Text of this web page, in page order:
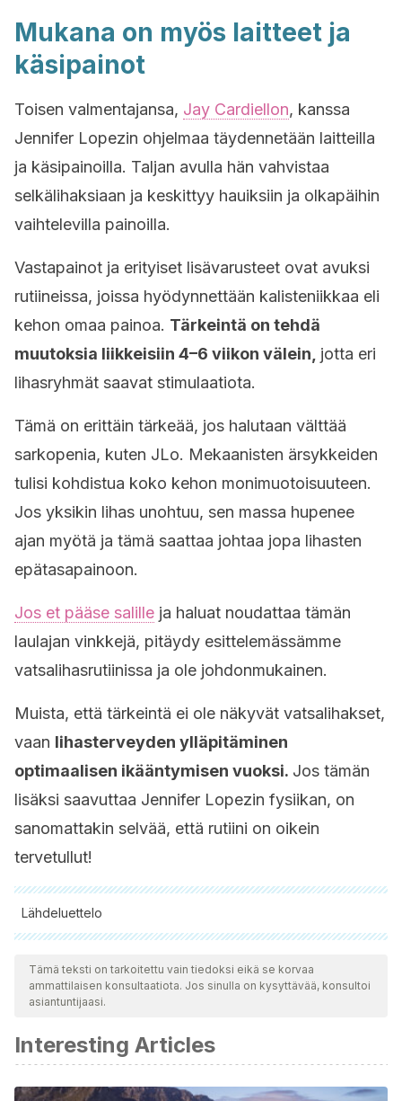
Mukana on myös laitteet ja
käsipainot
Toisen valmentajansa, Jay Cardiellon, kanssa
Jennifer Lopezin ohjelmaa täydennetään laitteilla
ja käsipainoilla. Taljan avulla hän vahvistaa
selkälihaksiaan ja keskittyy hauiksiin ja olkapäihin
vaihtelevilla painoilla.
Vastapainot ja erityiset lisävarusteet ovat avuksi
rutiineissa, joissa hyödynnettään kalisteniikkaa eli
kehon omaa painoa. Tärkeintä on tehdä
muutoksia liikkeisiin 4–6 viikon välein, jotta eri
lihasryhmät saavat stimulaatiota.
Tämä on erittäin tärkeää, jos halutaan välttää
sarkopenia, kuten JLo. Mekaanisten ärsykkeiden
tulisi kohdistua koko kehon monimuotoisuuteen.
Jos yksikin lihas unohtuu, sen massa hupenee
ajan myötä ja tämä saattaa johtaa jopa lihasten
epätasapainoon.
Jos et pääse salille ja haluat noudattaa tämän
laulajan vinkkejä, pitäydy esittelemässämme
vatsalihasrutiinissa ja ole johdonmukainen.
Muista, että tärkeintä ei ole näkyvät vatsalihakset,
vaan lihasterveyden ylläpitäminen
optimaalisen ikääntymisen vuoksi. Jos tämän
lisäksi saavuttaa Jennifer Lopezin fysiikan, on
sanomattakin selvää, että rutiini on oikein
tervetullut!
Lähdeluettelo
Kaikki lainatut lähteet tarkistettiin perusteellisesti tiimimme
toimesta varmistaaksemme niiden laadun, luotettavuuden,
ajantasaisuuden ja pätevyyden. Tämän artikkelin bibliografia
Marcell, T. J. (2003). Sarcopenia: causes, consequences,
and preventions.The Journals of Gerontology Series A:
Biological Sciences and Medical Sciences,58(10), M911-
Tämä teksti on tarkoitettu vain tiedoksi eikä se korvaa
ammattilaisen konsultaatiota. Jos sinulla on kysyttävää, konsultoi
asiantuntijaasi.
Interesting Articles